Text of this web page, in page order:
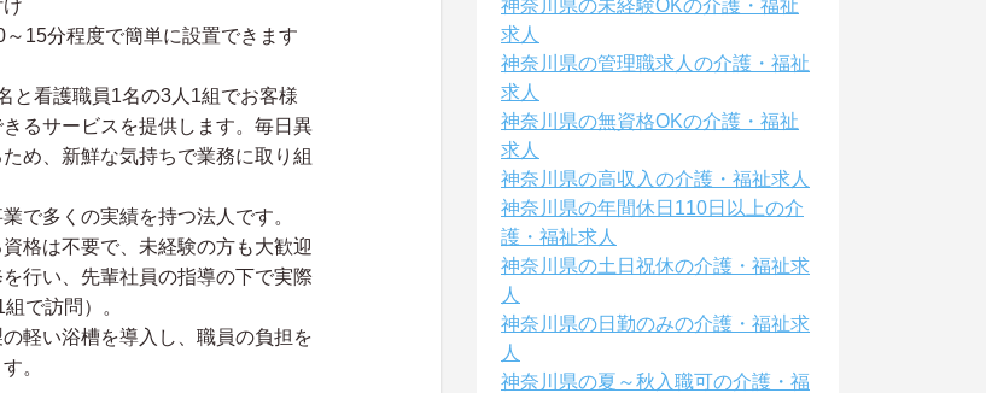
15分程度で簡単に設置できます
看護職員1名の3人1組でお客様
るサービスを提供します。毎日異
め、新鮮な気持ちで業務に取り組
で多くの実績を持つ法人です。
格は不要で、未経験の方も大歓迎
行い、先輩社員の指導の下で実際
で訪問）。
軽い浴槽を導入し、職員の負担を
。
神奈川県の未経験OKの介護・福祉
求人
神奈川県の管理職求人の介護・福祉
求人
神奈川県の無資格OKの介護・福祉
求人
神奈川県の高収入の介護・福祉求人
神奈川県の年間休日110日以上の介
護・福祉求人
神奈川県の土日祝休の介護・福祉求
人
神奈川県の日勤のみの介護・福祉求
人
神奈川県の夏～秋入職可の介護・福